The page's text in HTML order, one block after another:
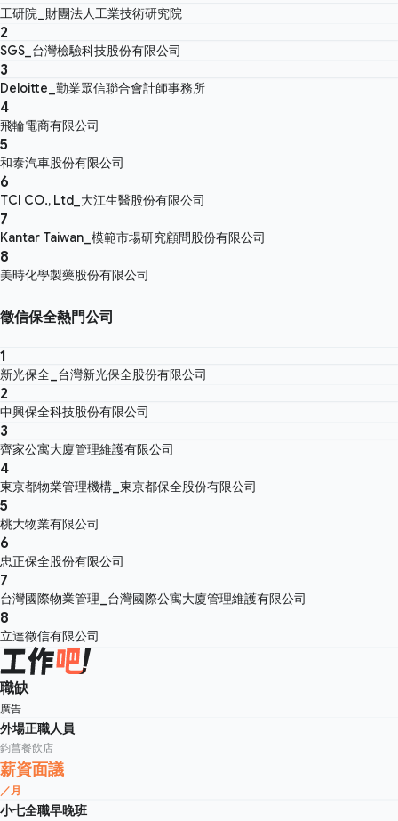
工研院_財團法人工業技術研究院
2
SGS_台灣檢驗科技股份有限公司
3
Deloitte_勤業眾信聯合會計師事務所
4
飛輪電商有限公司
5
和泰汽車股份有限公司
6
TCI CO., Ltd_大江生醫股份有限公司
7
Kantar Taiwan_模範市場研究顧問股份有限公司
8
美時化學製藥股份有限公司
徵信保全熱門公司
1
新光保全_台灣新光保全股份有限公司
2
中興保全科技股份有限公司
3
齊家公寓大廈管理維護有限公司
4
東京都物業管理機構_東京都保全股份有限公司
5
桃大物業有限公司
6
忠正保全股份有限公司
7
台灣國際物業管理_台灣國際公寓大廈管理維護有限公司
8
立達徵信有限公司
職缺
廣告
外場正職人員
鈞菖餐飲店
薪資面議
／月
小七全職早晚班